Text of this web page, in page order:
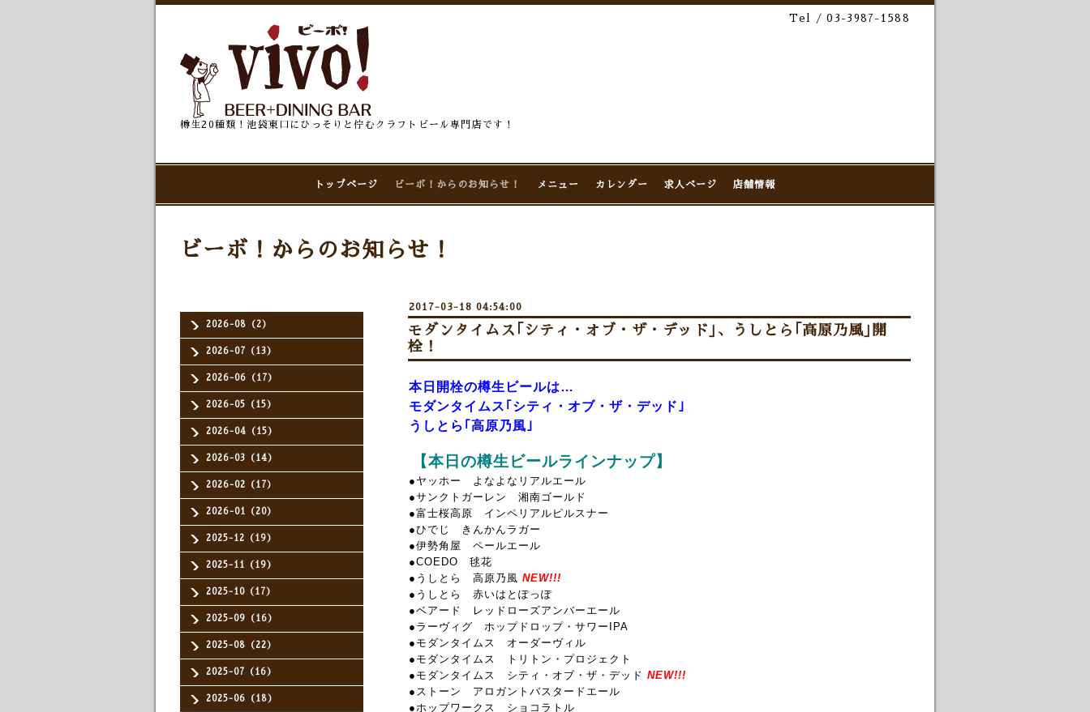
Tel / 03-3987-1588
樽生20種類！池袋東口にひっそりと佇むクラフトビール専門店です！
トップページ ビーボ！からのお知らせ！ メニュー カレンダー 求人ページ 店舗情報
2026-08（2）
2026-07（13）
2026-06（17）
2026-05（15）
2026-04（15）
2026-03（14）
2026-02（17）
2026-01（20）
2025-12（19）
2025-11（19）
2025-10（17）
2025-09（16）
2025-08（22）
2025-07（16）
2025-06（18）
ビーボ！からのお知らせ！
2017-03-18 04:54:00
モダンタイムス｢シティ・オブ・ザ・デッド｣、うしとら｢高原乃風｣開
栓！
本日開栓の樽生ビールは…
モダンタイムス｢シティ・オブ・ザ・デッド｣
うしとら｢高原乃風｣
【本日の樽生ビールラインナップ】
●ヤッホー よなよなリアルエール
●サンクトガーレン 湘南ゴールド
●富士桜高原 インペリアルピルスナー
●ひでじ きんかんラガー
●伊勢角屋 ペールエール
●COEDO 毬花
●うしとら 高原乃風 NEW!!!
●うしとら 赤いはとぽっぽ
●ベアード レッドローズアンバーエール
●ラーヴィグ ホップドロップ・サワーIPA
●モダンタイムス オーダーヴィル
●モダンタイムス トリトン・プロジェクト
●モダンタイムス シティ・オブ・ザ・デッド NEW!!!
●ストーン アロガントバスタードエール
●ホップワークス ショコラトル